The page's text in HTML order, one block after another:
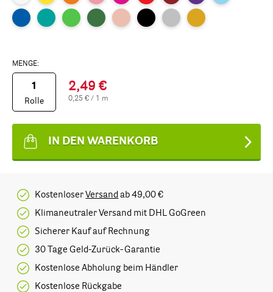
MENGE:
Rolle
2,49 €
0,25 € / 1 m
IN DEN WARENKORB
KostenloserVersand ab 49,00 €
Klimaneutraler Versand mit DHL GoGreen
Sicherer Kauf auf Rechnung
30 Tage Geld-Zurück-Garantie
Kostenlose Abholung beim Händler
Kostenlose Rückgabe